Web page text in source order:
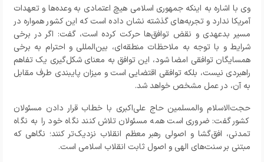
وی با اشاره به اینکه جمهوری اسلامی هیچ اعتمادی به وعده‌ها و تعهدات
آمریکا ندارد و تجربه‌های گذشته نشان داده است که این کشور همواره در
مسیر بدعهدی و نقض توافق‌ها حرکت کرده است، گفت: اگر در برخی
شرایط و با توجه به ملاحظات منطقه‌ای، بین‌المللی و احترام به برخی
همسایگان توافقی امضا شود، این توافق به معنای شکل‌گیری یک تفاهم
راهبردی نیست، بلکه توافقی اقتضایی است و میزان پایبندی طرف مقابل
به آن، در عمل مشخص خواهد شد.
حجت‌الاسلام والمسلمین حاج علی‌اکبری با خطاب قرار دادن مسئولان
کشور گفت: ضروری است همه مسئولان تلاش کنند نگاه خود را به نگاه
تمدنی، افق‌گشا و اصولی رهبر معظم انقلاب نزدیک‌تر کنند؛ نگاهی که
مبتنی بر سنت‌های الهی و اصول ثابت انقلاب اسلامی است.